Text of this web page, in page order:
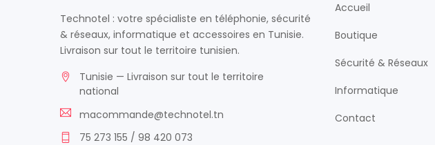
Technotel : votre spécialiste en téléphonie, sécurité
& réseaux, informatique et accessoires en Tunisie.
Livraison sur tout le territoire tunisien.
Tunisie — Livraison sur tout le territoire
national
macommande@technotel.tn
75 273 155 / 98 420 073
Accueil
Boutique
Sécurité & Réseaux
Informatique
Contact